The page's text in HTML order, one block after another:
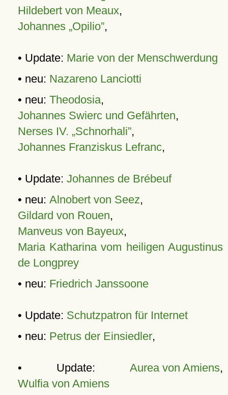
Hildebert von Meaux,
Johannes „Opilio”,
• Update: Marie von der Menschwerdung
• neu: Nazareno Lanciotti
• neu: Theodosia,
Johannes Swierc und Gefährten,
Nerses IV. „Schnorhali”,
Johannes Franziskus Lefranc,
• Update: Johannes de Brébeuf
• neu: Alnobert von Seez,
Gildard von Rouen,
Manveus von Bayeux,
Maria Katharina vom heiligen Augustinus
de Longprey
• neu: Friedrich Janssoone
• Update: Schutzpatron für Internet
• neu: Petrus der Einsiedler,
• Update: Aurea von Amiens,
Wulfia von Amiens